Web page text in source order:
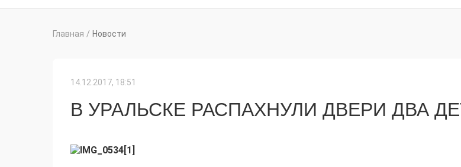
Главная / Новости
14.12.2017, 18:51
В УРАЛЬС­КЕ РАСПАХНУЛИ ДВЕРИ ДВА